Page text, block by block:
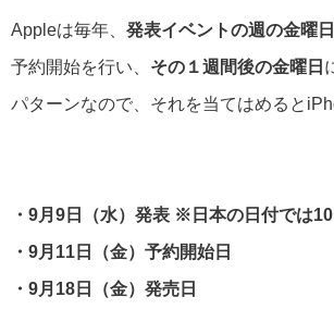
Appleは毎年、 発表イベントの週の金曜日
予約開始を行い、 その１週間後の金曜日
パターンなので、それを当てはめると
・9月9日（水）発表 ※日本の日付では
・9月11日（金）予約開始日
・9月18日（金）発売日